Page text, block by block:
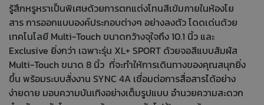
รู้สึกหรูหราเป็นพิเศษด้วยการตกแต่งโทนสีเข้มภายในห้องโย
สาร การออกแบบองค์ประกอบต่างๆ อย่างลงตัว โดดเด่นด้วย
เทคโนโลยี Multi-Touch ขนาดกว้างจุใจถึง 10.1 นิ้ว และ
Exclusive ยิ่งกว่า เฉพาะรุ่น XL+ SPORT ด้วยจอสีแบบสัมผัส
Multi-Touch ขนาด 8 นิ้ว ที่จะทำให้การเดินทางของคุณสนุกยิ่ง
ขึ้น พร้อมระบบสั่งงาน SYNC 4A เชื่อมต่อการสื่อสารได้อย่าง
ง่ายดาย มอบความบันเทิงอย่างเต็มรูปแบบ อำนวยความสะดวก